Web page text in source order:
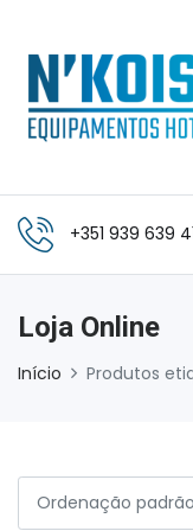
+351 939 639
Loja Online
Início Produtos